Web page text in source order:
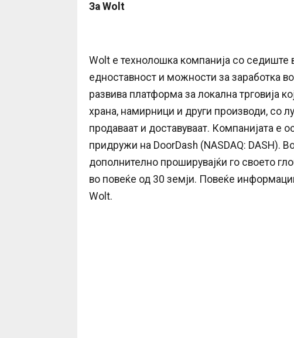
За Wolt
Wolt е технолошка компанија со седиште
едноставност и можности за заработка
развива платформа за локална трговија
храна, намирници и други производи, со
продаваат и доставуваат. Компанијата е
придружи на DoorDash (NASDAQ: DASH).
дополнително проширувајќи го своето
во повеќе од 30 земји. Повеќе
Wolt.